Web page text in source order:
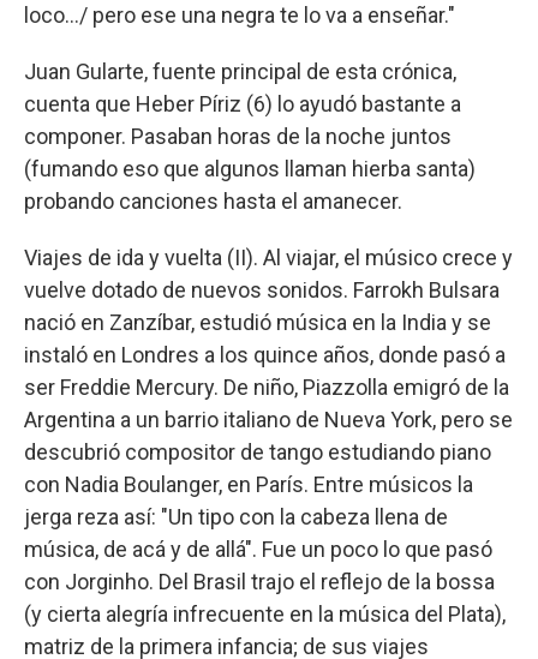
loco…/ pero ese una negra te lo va a enseñar."
Juan Gularte, fuente principal de esta crónica,
cuenta que Heber Píriz (6) lo ayudó bastante a
componer. Pasaban horas de la noche juntos
(fumando eso que algunos llaman hierba santa)
probando canciones hasta el amanecer.
Viajes de ida y vuelta (II). Al viajar, el músico crece y
vuelve dotado de nuevos sonidos. Farrokh Bulsara
nació en Zanzíbar, estudió música en la India y se
instaló en Londres a los quince años, donde pasó a
ser Freddie Mercury. De niño, Piazzolla emigró de la
Argentina a un barrio italiano de Nueva York, pero se
descubrió compositor de tango estudiando piano
con Nadia Boulanger, en París. Entre músicos la
jerga reza así: "Un tipo con la cabeza llena de
música, de acá y de allá". Fue un poco lo que pasó
con Jorginho. Del Brasil trajo el reflejo de la bossa
(y cierta alegría infrecuente en la música del Plata),
matriz de la primera infancia; de sus viajes